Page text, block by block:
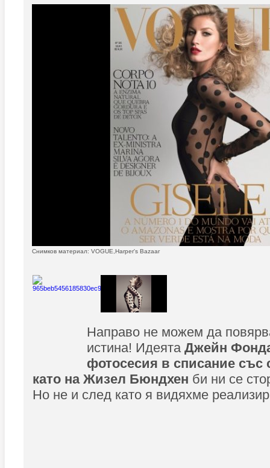
Снимков материал: VOGUE,Harper's Bazaar
Направо не можем да
истина! ИдеятаДжейн
фотосесия в списание със
като на Жизел Бюндхен би ни се
Но не и след като я видяхме